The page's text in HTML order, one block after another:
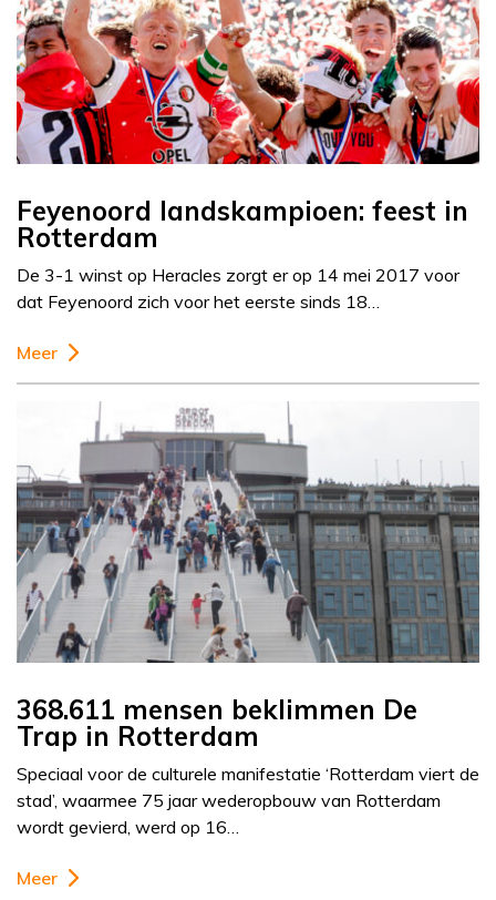
Feyenoord landskampioen: feest in
Rotterdam
De 3-1 winst op Heracles zorgt er op 14 mei 2017 voor
dat Feyenoord zich voor het eerste sinds 18…
Meer
368.611 mensen beklimmen De
Trap in Rotterdam
Speciaal voor de culturele manifestatie ‘Rotterdam viert de
stad’, waarmee 75 jaar wederopbouw van Rotterdam
wordt gevierd, werd op 16…
Meer